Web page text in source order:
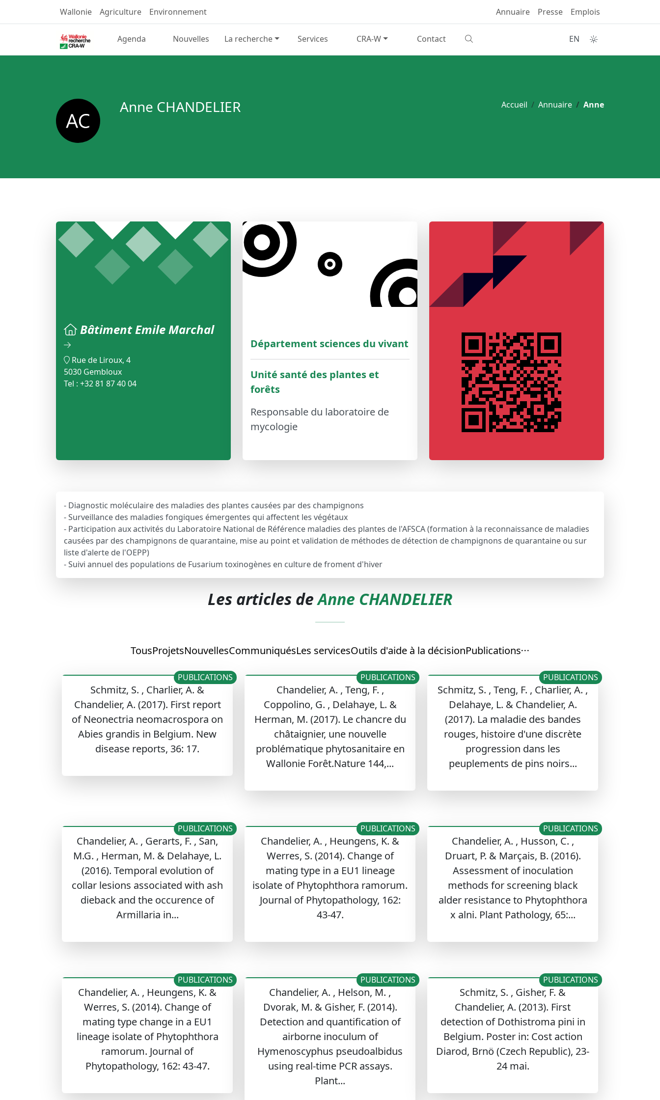
Wallonie Agriculture Environnement Annuaire Presse Emplois
Agenda Nouvelles La recherche Services CRA-W Contact EN
Accueil Annuaire Anne
Anne CHANDELIER
Bâtiment Emile Marchal
Rue de Liroux, 4
5030 Gembloux
Tel : +32 81 87 40 04
Département sciences du vivant
Unité santé des plantes et
forêts
Responsable du laboratoire de
mycologie
- Diagnostic moléculaire des maladies des plantes causées par des champignons
- Surveillance des maladies fongiques émergentes qui affectent les végétaux
- Participation aux activités du Laboratoire National de Référence maladies des plantes de l'AFSCA (formation à la reconnaissance de maladies
causées par des champignons de quarantaine, mise au point et validation de méthodes de détection de champignons de quarantaine ou sur
liste d'alerte de l'OEPP)
- Suivi annuel des populations de Fusarium toxinogènes en culture de froment d'hiver
Les articles deAnne CHANDELIER
TousProjetsNouvellesCommuniquésLes servicesOutils d'aide à la décisionPublications
Schmitz, S. , Charlier, A. &
Chandelier, A. (2017). First report
of Neonectria neomacrospora on
Abies grandis in Belgium. New
disease reports, 36: 17.
PUBLICATIONS
Chandelier, A. , Teng, F. ,
Coppolino, G. , Delahaye, L. &
Herman, M. (2017). Le chancre du
châtaignier, une nouvelle
problématique phytosanitaire en
Wallonie Forêt.Nature 144,...
PUBLICATIONS
Schmitz, S. , Teng, F. , Charlier, A. ,
Delahaye, L. & Chandelier, A.
(2017). La maladie des bandes
rouges, histoire d'une discrète
progression dans les
peuplements de pins noirs...
PUBLICATIONS
Chandelier, A. , Gerarts, F. , San,
M.G. , Herman, M. & Delahaye, L.
(2016). Temporal evolution of
collar lesions associated with ash
dieback and the occurence of
Armillaria in...
PUBLICATIONS
Chandelier, A. , Heungens, K. &
Werres, S. (2014). Change of
mating type in a EU1 lineage
isolate of Phytophthora ramorum.
Journal of Phytopathology, 162:
43-47.
PUBLICATIONS
Chandelier, A. , Husson, C. ,
Druart, P. & Marçais, B. (2016).
Assessment of inoculation
methods for screening black
alder resistance to Phytophthora
x alni. Plant Pathology, 65:...
PUBLICATIONS
Chandelier, A. , Heungens, K. &
Werres, S. (2014). Change of
mating type change in a EU1
lineage isolate of Phytophthora
ramorum. Journal of
Phytopathology, 162: 43-47.
PUBLICATIONS
Chandelier, A. , Helson, M. ,
Dvorak, M. & Gisher, F. (2014).
Detection and quantification of
airborne inoculum of
Hymenoscyphus pseudoalbidus
using real-time PCR assays.
Plant...
PUBLICATIONS
Schmitz, S. , Gisher, F. &
Chandelier, A. (2013). First
detection of Dothistroma pini in
Belgium. Poster in: Cost action
Diarod, Brnö (Czech Republic), 23-
24 mai.
PUBLICATIONS